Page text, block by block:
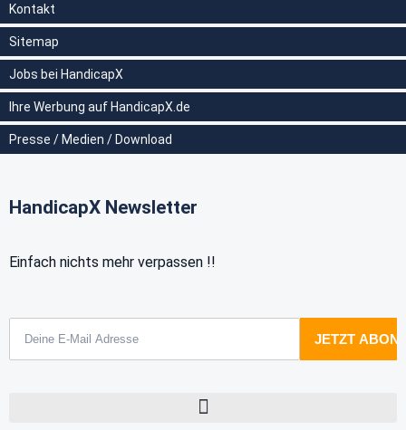
Kontakt
Sitemap
Jobs bei HandicapX
Ihre Werbung auf HandicapX.de
Presse / Medien / Download
HandicapX Newsletter
Einfach nichts mehr verpassen !!